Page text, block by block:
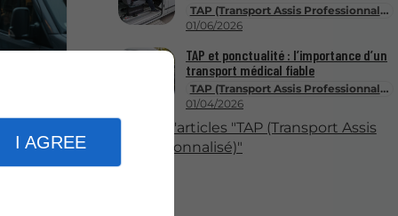
I AGREE
TAP (Transport Assis Professionnalisé)
01/06/2026
TAP (Transport Assis Professionnalisé)
01/04/2026
TAP et ponctualité : l’importance d’un
transport médical fiable
Plus d'articles "TAP (Transport Assis
Professionnalisé)"